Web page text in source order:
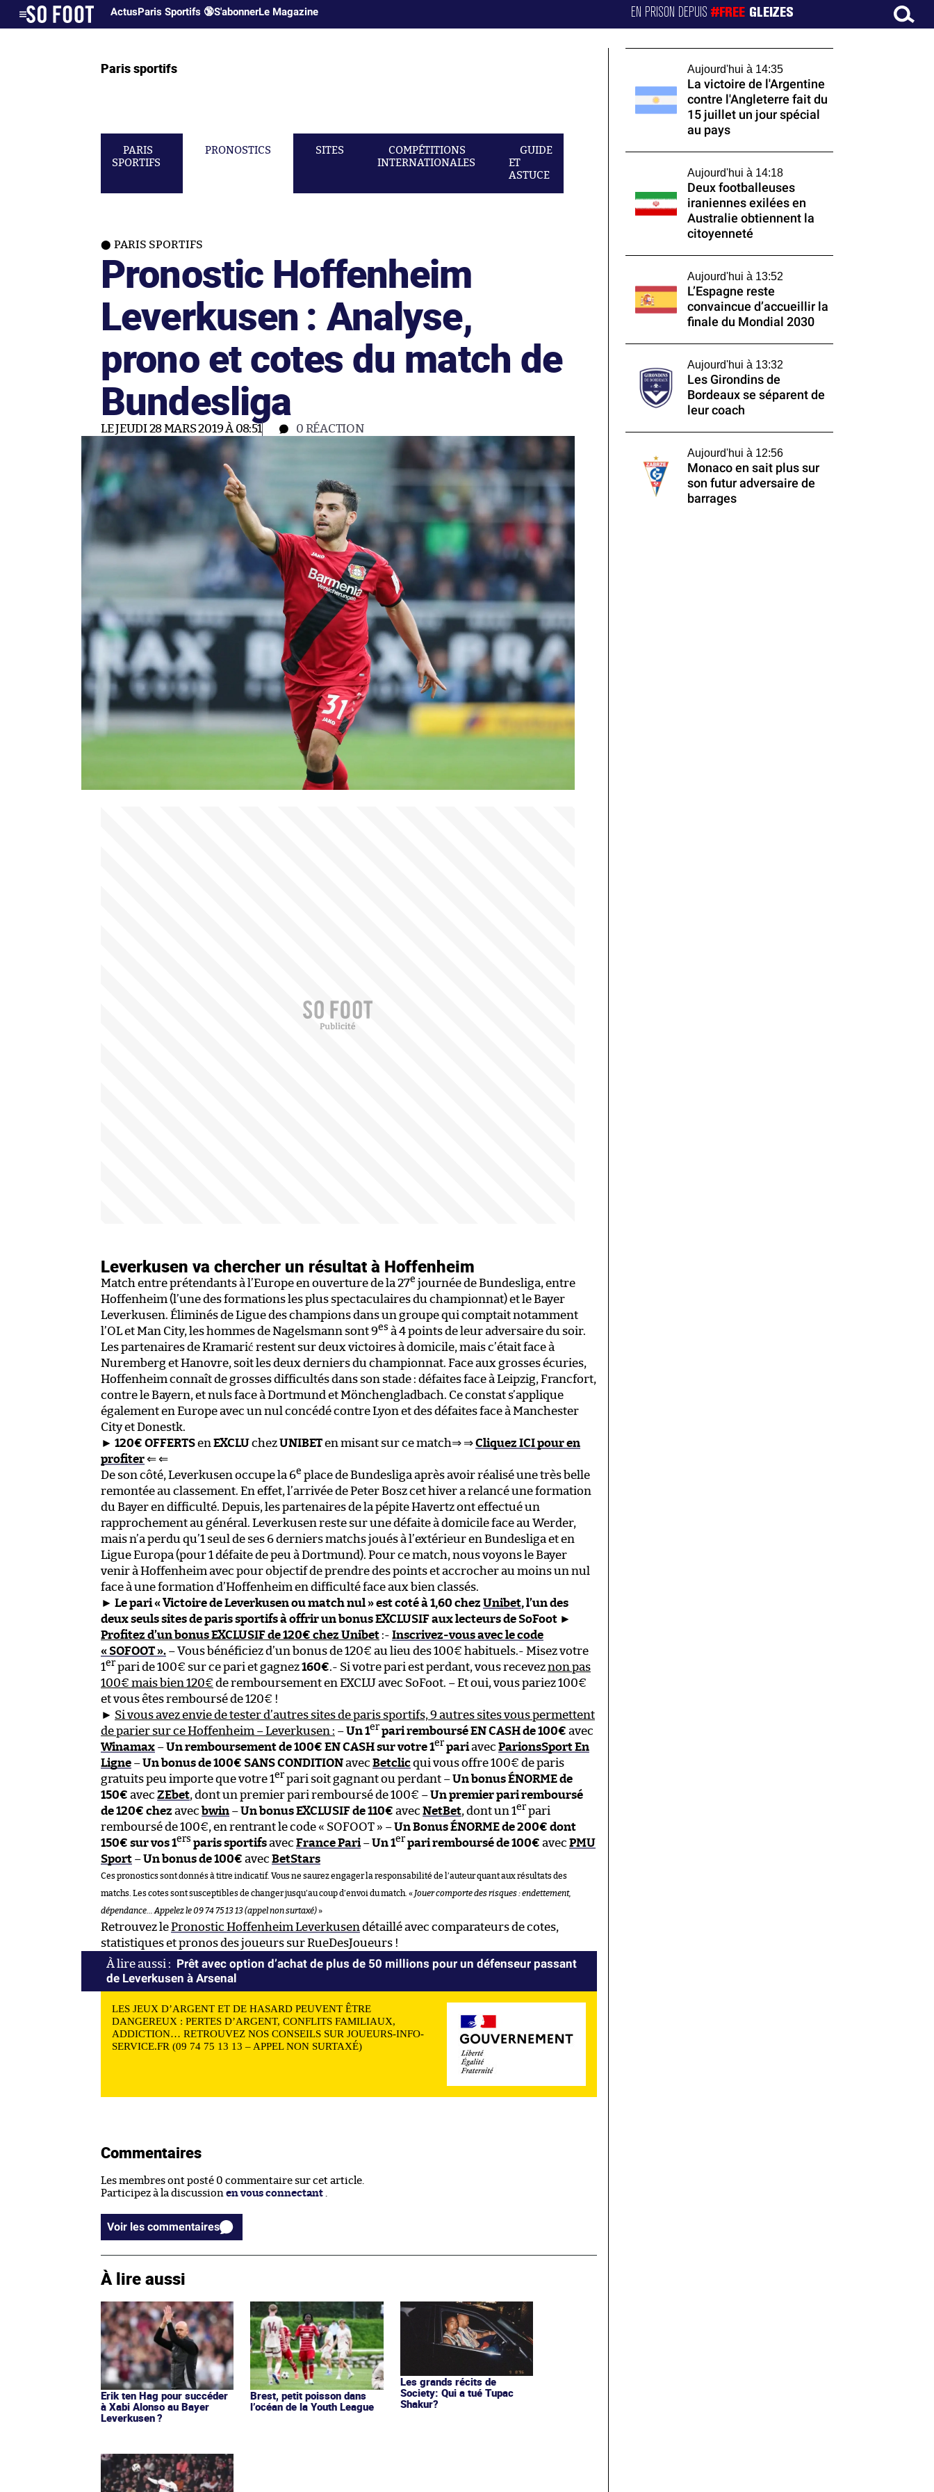
ActusParis Sportifs 🔞S'abonnerLe Magazine EN PRISON DEPUIS#FREE GLEIZES
Paris sportifs
PARIS
SPORTIFS
PRONOSTICS SITES
COMPÉTITIONS
INTERNATIONALES
GUIDE
ET
ASTUCE
PARIS SPORTIFS
Pronostic Hoffenheim
Leverkusen : Analyse,
prono et cotes du match de
Bundesliga
LE JEUDI 28 MARS 2019 À 08:51 0 RÉACTION
Leverkusen va chercher un résultat à Hoffenheim
Match entre prétendants à l’Europe en ouverture de la 27e journée de Bundesliga, entre
Hoffenheim (l’une des formations les plus spectaculaires du championnat) et le Bayer
Leverkusen. Éliminés de Ligue des champions dans un groupe qui comptait notamment
l’OL et Man City, les hommes de Nagelsmann sont 9es à 4 points de leur adversaire du soir.
Les partenaires de Kramarić restent sur deux victoires à domicile, mais c’était face à
Nuremberg et Hanovre, soit les deux derniers du championnat. Face aux grosses écuries,
Hoffenheim connaît de grosses difficultés dans son stade : défaites face à Leipzig, Francfort,
contre le Bayern, et nuls face à Dortmund et Mönchengladbach. Ce constat s’applique
également en Europe avec un nul concédé contre Lyon et des défaites face à Manchester
City et Donestk.
► 120€ OFFERTSen EXCLUchezUNIBETen misant sur ce match⇒ ⇒Cliquez ICI pour en
profiter⇐ ⇐
De son côté, Leverkusen occupe la 6e place de Bundesliga après avoir réalisé une très belle
remontée au classement. En effet, l’arrivée de Peter Bosz cet hiver a relancé une formation
du Bayer en difficulté. Depuis, les partenaires de la pépite Havertz ont effectué un
rapprochement au général. Leverkusen reste sur une défaite à domicile face au Werder,
mais n’a perdu qu’1 seul de ses 6 derniers matchs joués à l’extérieur en Bundesliga et en
Ligue Europa (pour 1 défaite de peu à Dortmund). Pour ce match, nous voyons le Bayer
venir à Hoffenheim avec pour objectif de prendre des points et accrocher au moins un nul
face à une formation d’Hoffenheim en difficulté face aux bien classés.
► Le pari « Victoire de Leverkusen ou match nul » est coté à 1,60 chez Unibet, l’un des
deux seuls sites de paris sportifs à offrir un bonus EXCLUSIF aux lecteurs de SoFoot ►
Profitez d’un bonus EXCLUSIF de 120€ chez Unibet :- Inscrivez-vous avec le code
« SOFOOT ». – Vous bénéficiez d’un bonus de 120€ au lieu des 100€ habituels.- Misez votre
1er pari de 100€ sur ce pari et gagnez160€.- Si votre pari est perdant, vous receveznon pas
100€ mais bien 120€ de remboursement en EXCLU avec SoFoot. – Et oui, vous pariez 100€
et vous êtes remboursé de 120€ !
► Si vous avez envie de tester d’autres sites de paris sportifs, 9 autres sites vous permettent
de parier sur ce Hoffenheim – Leverkusen : –Un 1er pari remboursé EN CASH de 100€ avec
Winamax –Un remboursement de 100€ EN CASH sur votre 1er pariavec ParionsSport En
Ligne –Un bonus de 100€ SANS CONDITIONavec Betclicqui vous offre 100€ de paris
gratuits peu importe que votre 1er pari soit gagnant ou perdant –Un bonus ÉNORME de
150€ avec ZEbet, dont un premier pari remboursé de 100€ –Un premier pari remboursé
de 120€ chez avec bwin –Un bonus EXCLUSIF de 110€ avec NetBet, dont un 1er pari
remboursé de 100€, en rentrant le code « SOFOOT » –Un Bonus ÉNORME de 200€ dont
150€ sur vos 1ers paris sportifsavec France Pari–Un 1er pari remboursé de 100€ avec PMU
Sport –Un bonus de 100€ avec BetStars
Ces pronostics sont donnés à titre indicatif. Vous ne saurez engager la responsabilité de l’auteur quant aux résultats des
matchs. Les cotes sont susceptibles de changer jusqu’au coup d’envoi du match. « Jouer comporte des risques : endettement,
dépendance… Appelez le 09 74 75 13 13 (appel non surtaxé)»
Retrouvez lePronostic Hoffenheim Leverkusen détaillé avec comparateurs de cotes,
statistiques et pronos des joueurs sur RueDesJoueurs !
Prêt avec option d’achat de plus de 50 millions pour un défenseur passant
de Leverkusen à Arsenal
LES JEUX D’ARGENT ET DE HASARD PEUVENT ÊTRE
DANGEREUX : PERTES D’ARGENT, CONFLITS FAMILIAUX,
ADDICTION… RETROUVEZ NOS CONSEILS SUR JOUEURS-INFO-
SERVICE.FR (09 74 75 13 13 – APPEL NON SURTAXÉ)
Commentaires
Les membres ont posté 0 commentaire sur cet article.
Participez à la discussion en vous connectant .
Voir les commentaires
À lire aussi
Erik ten Hag pour succéder
à Xabi Alonso au Bayer
Leverkusen ?
Brest, petit poisson dans
l’océan de la Youth League
Les grands récits de
Society: Qui a tué Tupac
Shakur?
Aujourd'hui à 14:35
La victoire de l'Argentine
contre l'Angleterre fait du
15 juillet un jour spécial
au pays
Aujourd'hui à 14:18
Deux footballeuses
iraniennes exilées en
Australie obtiennent la
citoyenneté
Aujourd'hui à 13:52
L’Espagne reste
convaincue d’accueillir la
finale du Mondial 2030
Aujourd'hui à 13:32
Les Girondins de
Bordeaux se séparent de
leur coach
Aujourd'hui à 12:56
Monaco en sait plus sur
son futur adversaire de
barrages